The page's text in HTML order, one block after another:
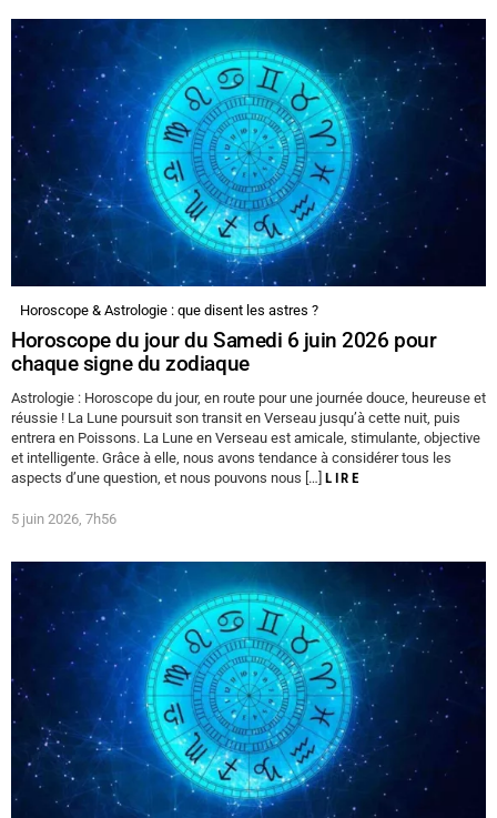
Horoscope & Astrologie : que disent les astres ?
Horoscope du jour du Samedi 6 juin 2026 pour
chaque signe du zodiaque
Astrologie : Horoscope du jour, en route pour une journée douce, heureuse et
réussie ! La Lune poursuit son transit en Verseau jusqu’à cette nuit, puis
entrera en Poissons. La Lune en Verseau est amicale, stimulante, objective
et intelligente. Grâce à elle, nous avons tendance à considérer tous les
aspects d’une question, et nous pouvons nous […] LIRE
5 juin 2026, 7h56